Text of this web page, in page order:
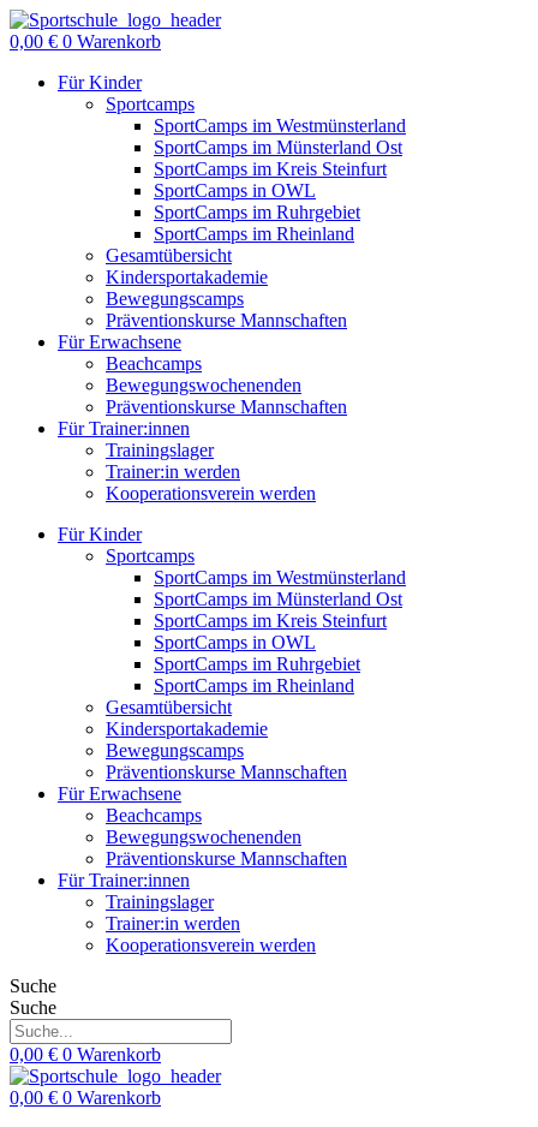
Zum
Inhalt
0,00 € 0 Warenkorb
Für Kinder
Sportcamps
SportCamps im Westmünsterland
SportCamps im Münsterland Ost
SportCamps im Kreis Steinfurt
SportCamps in OWL
SportCamps im Ruhrgebiet
SportCamps im Rheinland
Gesamtübersicht
Kindersportakademie
Bewegungscamps
Präventionskurse Mannschaften
Für Erwachsene
Beachcamps
Bewegungswochenenden
Präventionskurse Mannschaften
Für Trainer:innen
Trainingslager
Trainer:in werden
Kooperationsverein werden
Für Kinder
Sportcamps
SportCamps im Westmünsterland
SportCamps im Münsterland Ost
SportCamps im Kreis Steinfurt
SportCamps in OWL
SportCamps im Ruhrgebiet
SportCamps im Rheinland
Gesamtübersicht
Kindersportakademie
Bewegungscamps
Präventionskurse Mannschaften
Für Erwachsene
Beachcamps
Bewegungswochenenden
Präventionskurse Mannschaften
Für Trainer:innen
Trainingslager
Trainer:in werden
Kooperationsverein werden
Suche
Suche
0,00 € 0 Warenkorb
0,00 € 0 Warenkorb